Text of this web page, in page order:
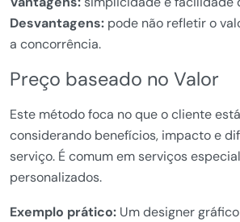
Desvantagens: pode não refletir o
a concorrência.
Preço baseado no Valor
Este método foca no que o cliente
considerando benefícios, impacto e
serviço. É comum em serviços
personalizados.
Exemplo prático: Um designer